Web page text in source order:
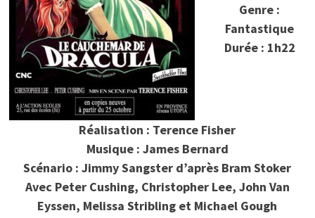
Genre :
Fantastique
Durée : 1h22
Réalisation : Terence Fisher
Musique : James Bernard
Scénario : Jimmy Sangster d’après Bram Stoker
Avec Peter Cushing, Christopher Lee, John Van
Eyssen, Melissa Stribling et Michael Gough